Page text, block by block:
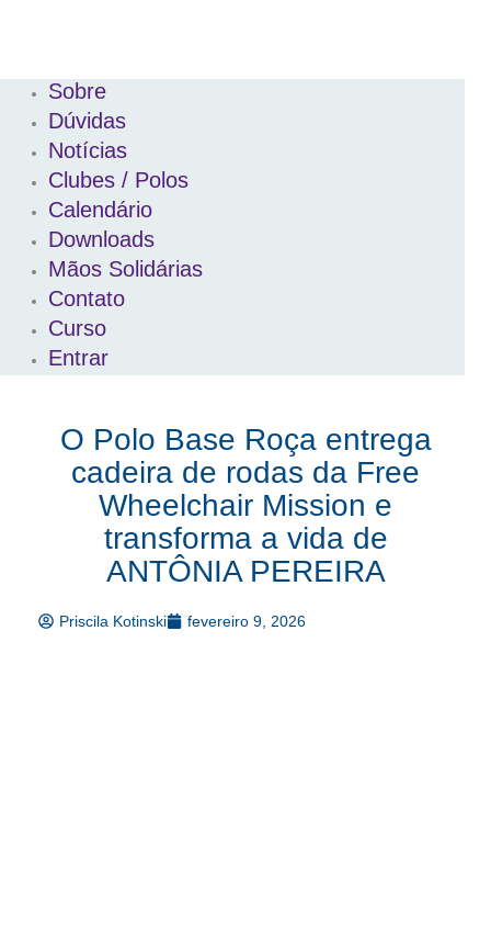
Sobre
Dúvidas
Notícias
Clubes / Polos
Calendário
Downloads
Mãos Solidárias
Contato
Curso
Entrar
O Polo Base Roça entrega
cadeira de rodas da Free
Wheelchair Mission e
transforma a vida de
ANTÔNIA PEREIRA
Priscila Kotinski fevereiro 9, 2026